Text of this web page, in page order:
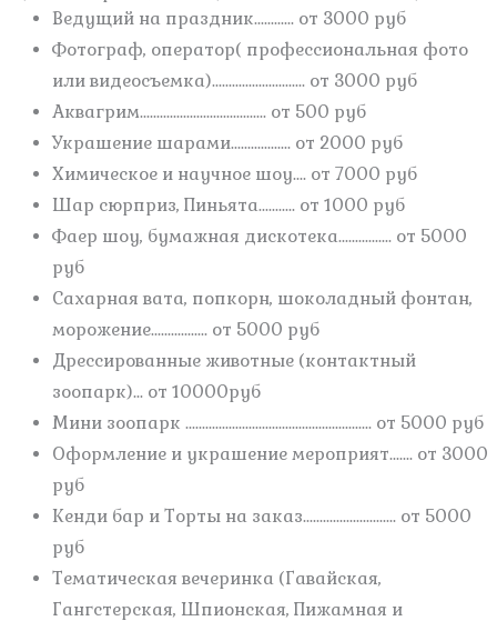
Ведущий на праздник............ от 3000 руб
Фотограф, оператор( профессиональная фото
или видеосъемка)............................ от 3000 руб
Аквагрим...................................... от 500 руб
Украшение шарами.................. от 2000 руб
Химическое и научное шоу.... от 7000 руб
Шар сюрприз, Пиньята........... от 1000 руб
Фаер шоу, бумажная дискотека................ от 5000
руб
Сахарная вата, попкорн, шоколадный фонтан,
морожение................. от 5000 руб
Дрессированные животные (контактный
зоопарк)... от 10000руб
Мини зоопарк ........................................................ от 5000 руб
Оформление и украшение мероприят....... от 3000
руб
Кенди бар и Торты на заказ............................ от 5000
руб
Тематическая вечеринка (Гавайская,
Гангстерская, Шпионская, Пижамная и